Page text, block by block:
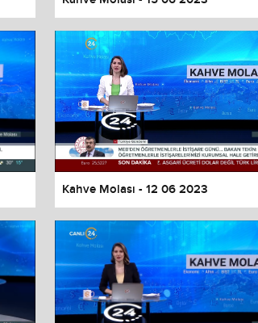
Kahve Molası - 12 06 2023